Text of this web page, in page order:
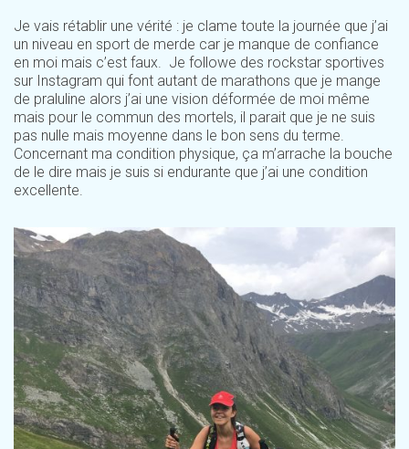
Je vais rétablir une vérité : je clame toute la journée que j’ai
un niveau en sport de merde car je manque de confiance
en moi mais c’est faux. Je followe des rockstar sportives
sur Instagram qui font autant de marathons que je mange
de praluline alors j’ai une vision déformée de moi même
mais pour le commun des mortels, il parait que je ne suis
pas nulle mais moyenne dans le bon sens du terme.
Concernant ma condition physique, ça m’arrache la bouche
de le dire mais je suis si endurante que j’ai une condition
excellente.